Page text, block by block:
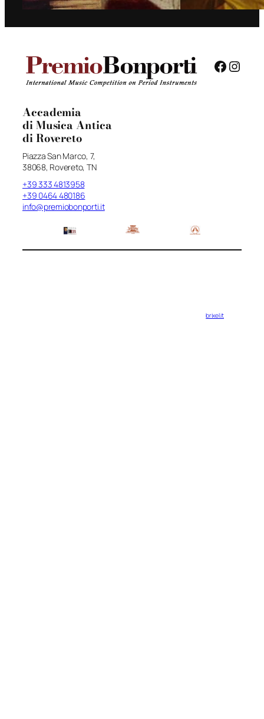
Accademia
di Musica Antica
di Rovereto
Piazza San Marco, 7,
38068, Rovereto, TN
+39 333 4813958
+39 0464 480186
info@premiobonporti.it
brixel.it